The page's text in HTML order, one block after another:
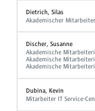
Dietrich, Silas
Akademischer Mitarbeiter
Discher, Susanne
Akademische
Akademische
Akademische
Dubina, Kevin
Mitarbeiter IT Service-